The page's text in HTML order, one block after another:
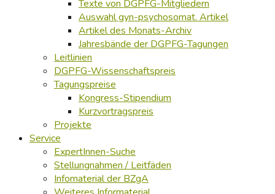
Texte von DGPFG-Mitgliedern
Auswahl gyn-psychosomat. Artikel
Artikel des Monats-Archiv
Jahresbände der DGPFG-Tagungen
Leitlinien
DGPFG-Wissenschaftspreis
Tagungspreise
Kongress-Stipendium
Kurzvortragspreis
Projekte
Service
ExpertInnen-Suche
Stellungnahmen / Leitfäden
Infomaterial der BZgA